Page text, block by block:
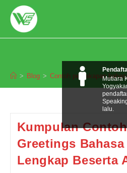
content
tentang greeting
> Blog > Contoh percakapan
Kumpulan
Greetings
Lengkap Beserta
Mutiara
lalu.